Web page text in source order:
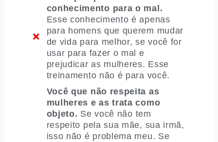
conhecimento para o mal.
Esse conhecimento é apenas
para homens que querem mudar
de vida para melhor, se você for
usar para fazer o mal e
prejudicar as mulheres. Esse
treinamento não é para você.
Você que não respeita as
mulheres e as trata como
objeto. Se você não tem
respeito pela sua mãe, sua irmã,
isso não é problema meu. Se